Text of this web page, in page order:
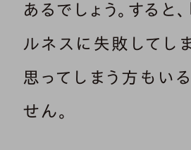
あるでしょう。すると
ルネスに失敗してし
思ってしまう方もい
せん。